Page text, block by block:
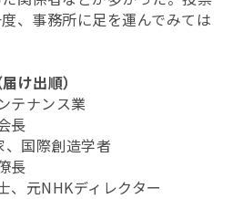
、事務所に足を運んでみては
け出順）
テナンス業
長
、国際創造学者
長
NHKディレクター